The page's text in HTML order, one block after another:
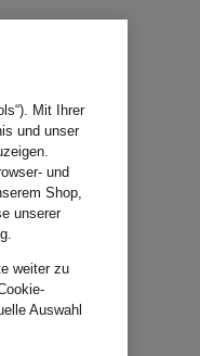
Mit Ihrer
und unser
und
Shop,
unserer
weiter zu
Auswahl